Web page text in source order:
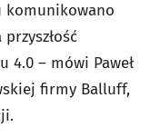
komunikowano
4.0 – mówi Paweł
firmy Balluff,